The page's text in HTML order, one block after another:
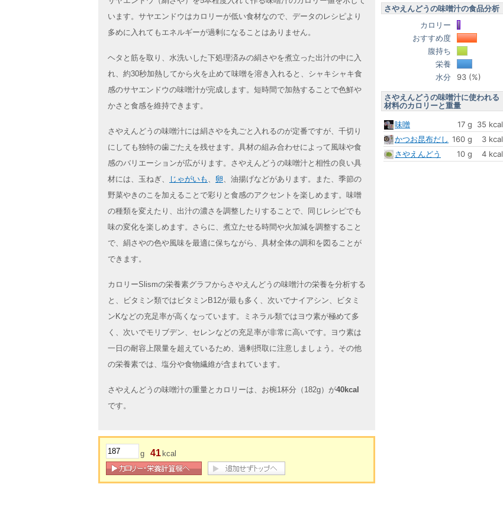
います。サヤエンドウはカロリーが低い食材なので、データのレシピより
多めに入れてもエネルギーが過剰になることはありません。
ヘタと筋を取り、水洗いした下処理済みの絹さやを煮立った出汁の中に入
れ、約30秒加熱してから火を止めて味噌を溶き入れると、シャキシャキ食
感のサヤエンドウの味噌汁が完成します。短時間で加熱することで色鮮や
かさと食感を維持できます。
さやえんどうの味噌汁には絹さやを丸ごと入れるのが定番ですが、千切り
にしても独特の歯ごたえを残せます。具材の組み合わせによって風味や食
感のバリエーションが広がります。さやえんどうの味噌汁と相性の良い具
材には、玉ねぎ、
じゃがいも 、 卵、油揚げなどがあります。また、季節の
野菜やきのこを加えることで彩りと食感のアクセントを楽しめます。味噌
の種類を変えたり、出汁の濃さを調整したりすることで、同じレシピでも
味の変化を楽しめます。さらに、煮立たせる時間や火加減を調整すること
で、絹さやの色や風味を最適に保ちながら、具材全体の調和を図ることが
できます。
カロリーSlismの栄養素グラフからさやえんどうの味噌汁の栄養を分析する
と、ビタミン類ではビタミンB12が最も多く、次いでナイアシン、ビタミ
ンKなどの充足率が高くなっています。ミネラル類ではヨウ素が極めて多
く、次いでモリブデン、セレンなどの充足率が非常に高いです。ヨウ素は
一日の耐容上限量を超えているため、過剰摂取に注意しましょう。その他
の栄養素では、塩分や食物繊維が含まれています。
さやえんどうの味噌汁の重量とカロリーは、お椀1杯分（182g）が40kcal
です。
g 41 kcal
さやえんどうの味噌汁の食品分析
カロリー
おすすめ度
腹持ち
栄養
水分
93 (%)
さやえんどうの味噌汁に使われる
材料のカロリーと重量
味噌
17 g
35 kcal
かつお昆布だし 160 g
3 kcal
さやえんどう
10 g 4 kcal